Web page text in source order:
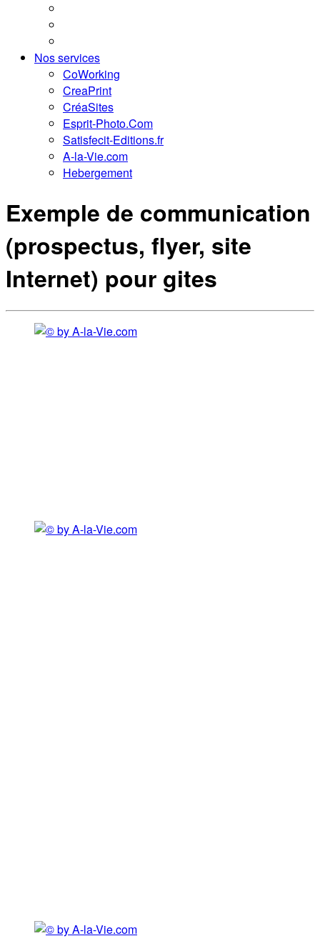
Nos services
CoWorking
CreaPrint
CréaSites
Esprit-Photo.Com
Satisfecit-Editions.fr
A-la-Vie.com
Hebergement
Exemple de communication
(prospectus, flyer, site
Internet) pour gites